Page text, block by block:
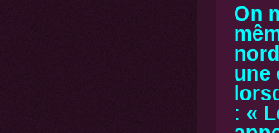
On
une
: «